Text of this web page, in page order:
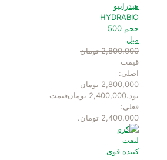
هیدرابیو
HYDRABIO
حجم 500
میل
2,800,000 تومان
قیمت
اصلی:
2,800,000 تومان
بود.2,400,000 تومانقیمت
فعلی:
2,400,000 تومان.